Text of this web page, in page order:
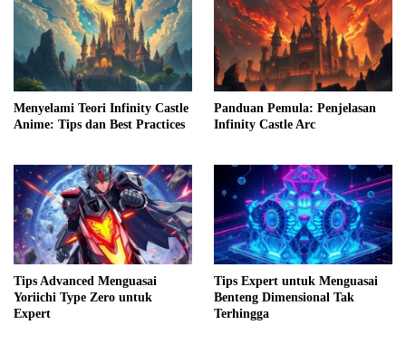
Menyelami Teori Infinity Castle
Anime: Tips dan Best Practices
Panduan Pemula: Penjelasan
Infinity Castle Arc
Tips Advanced Menguasai
Yoriichi Type Zero untuk
Expert
Tips Expert untuk Menguasai
Benteng Dimensional Tak
Terhingga